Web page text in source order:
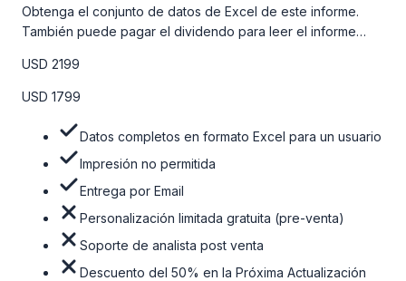
Obtenga el conjunto de datos de Excel de este informe.
También puede pagar el dividendo para leer el informe
la tabla de precios a continuación.
USD 2199
USD 1799
Datos completos en formato Excel para un usuario
Impresión no permitida
Entrega por Email
Personalización limitada gratuita (pre-venta)
Soporte de analista post venta
Descuento del 50% en la Próxima Actualización